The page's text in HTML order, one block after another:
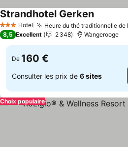
3 ÉtoilesHotel Heure du thé traditionnelle de
Strandhotel Gerken
8,5 Excellent 2 348 Wangerooge
De 160 €
Consulter les prix de 6 sites
Choix populaire